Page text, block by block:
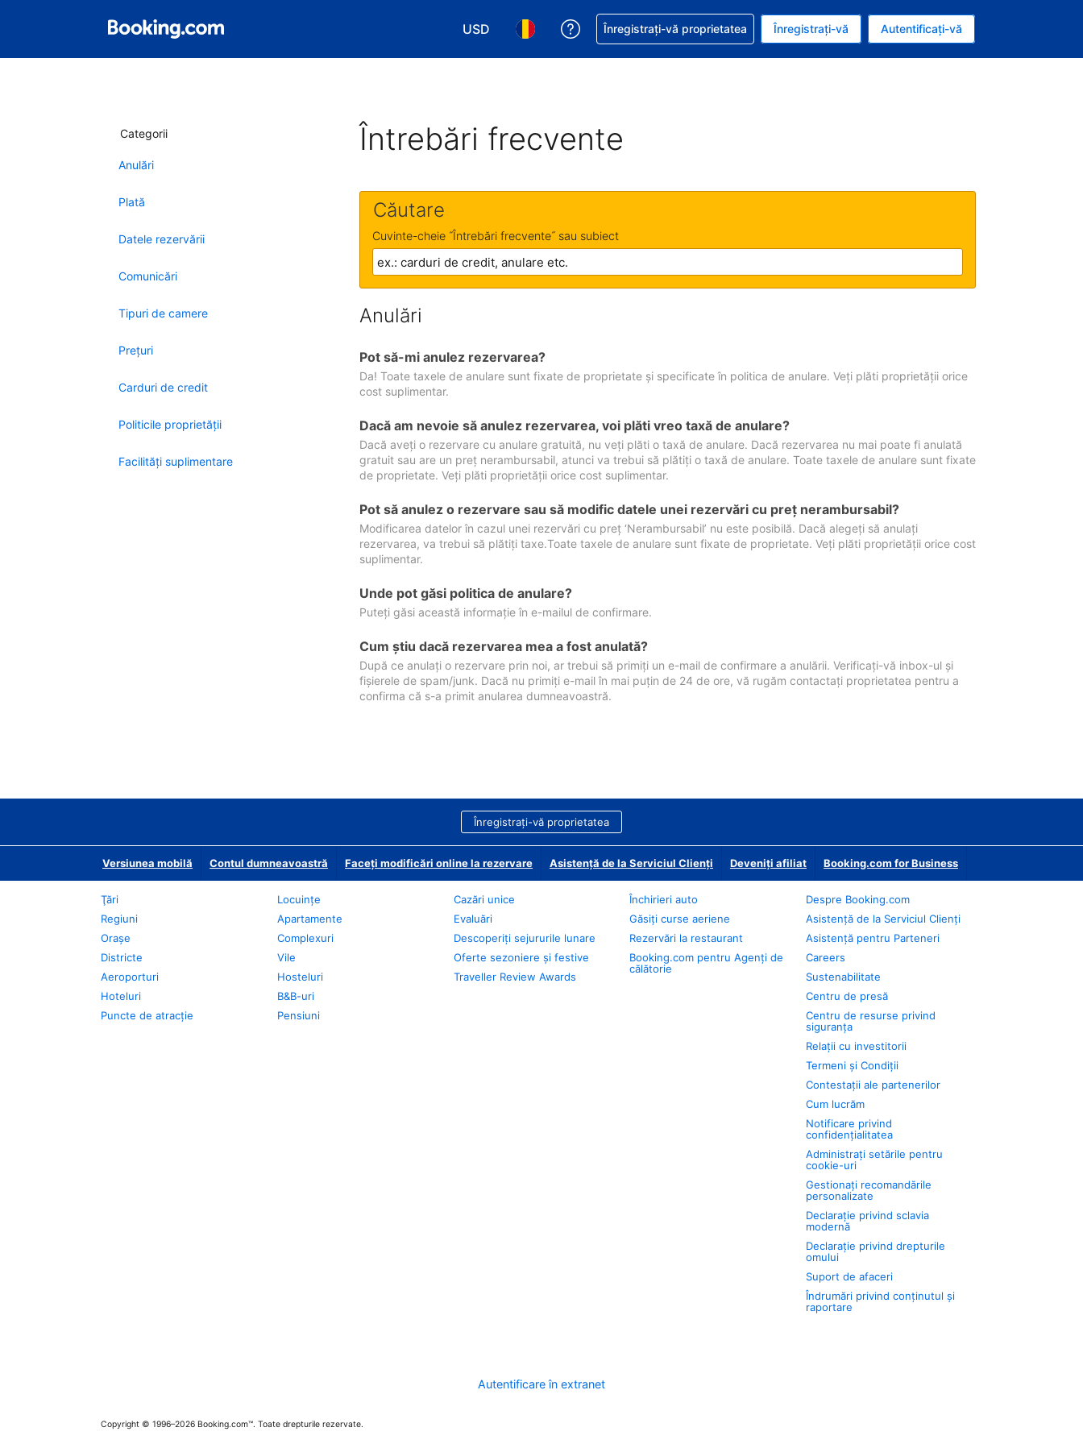
USD
Alegeţi moneda. Moneda actuală este Dolar american
Alegeți limba. Limba actuală este Română
Primiți asistență cu privire la rezervarea dvs.
Înregistrați-vă proprietatea Înregistrați-vă Autentificați-vă
Categorii
Anulări
Plată
Datele rezervării
Comunicări
Tipuri de camere
Preţuri
Carduri de credit
Politicile proprietății
Facilităţi suplimentare
Întrebări frecvente
Căutare
Cuvinte-cheie ˝Întrebări frecvente˝ sau subiect
Anulări
Pot să-mi anulez rezervarea?
Da! Toate taxele de anulare sunt fixate de proprietate și specificate în politica de anulare. Veți plăti proprietății orice
cost suplimentar.
Dacă am nevoie să anulez rezervarea, voi plăti vreo taxă de anulare?
Dacă aveți o rezervare cu anulare gratuită, nu veți plăti o taxă de anulare. Dacă rezervarea nu mai poate fi anulată
gratuit sau are un preț nerambursabil, atunci va trebui să plătiți o taxă de anulare. Toate taxele de anulare sunt fixate
de proprietate. Veți plăti proprietății orice cost suplimentar.
Pot să anulez o rezervare sau să modific datele unei rezervări cu preţ nerambursabil?
Modificarea datelor în cazul unei rezervări cu preț ‘Nerambursabil’ nu este posibilă. Dacă alegeți să anulați
rezervarea, va trebui să plătiți taxe.Toate taxele de anulare sunt fixate de proprietate. Veți plăti proprietății orice cost
suplimentar.
Unde pot găsi politica de anulare?
Puteți găsi această informație în e-mailul de confirmare.
Cum ştiu dacă rezervarea mea a fost anulată?
După ce anulați o rezervare prin noi, ar trebui să primiți un e-mail de confirmare a anulării. Verificați-vă inbox-ul și
fișierele de spam/junk. Dacă nu primiți e-mail în mai puțin de 24 de ore, vă rugăm contactați proprietatea pentru a
confirma că s-a primit anularea dumneavoastră.
Înregistrați-vă proprietatea
Versiunea mobilă Contul dumneavoastră Faceți modificări online la rezervare Asistență de la Serviciul Clienți Deveniţi afiliat Booking.com for Business
Ţări
Regiuni
Oraşe
Districte
Aeroporturi
Hoteluri
Puncte de atracţie
Locuințe
Apartamente
Complexuri
Vile
Hosteluri
B&B-uri
Pensiuni
Cazări unice
Evaluări
Descoperiți sejururile lunare
Oferte sezoniere și festive
Traveller Review Awards
Închirieri auto
Găsiți curse aeriene
Rezervări la restaurant
Booking.com pentru Agenți de
călătorie
Despre Booking.com
Asistență de la Serviciul Clienți
Asistență pentru Parteneri
Careers
Sustenabilitate
Centru de presă
Centru de resurse privind
siguranța
Relații cu investitorii
Termeni și Condiții
Contestații ale partenerilor
Cum lucrăm
Notificare privind
confidențialitatea
Administrați setările pentru
cookie-uri
Gestionați recomandările
personalizate
Declarație privind sclavia
modernă
Declarație privind drepturile
omului
Suport de afaceri
Îndrumări privind conținutul și
raportare
Autentificare în extranet
Copyright © 1996–2026 Booking.com™. Toate drepturile rezervate.